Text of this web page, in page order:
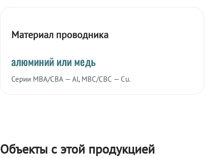
Материал проводника
алюминий или медь
Серии МВА/СВА — Al, МВС/СВС — Cu.
Объекты с этой продукцией